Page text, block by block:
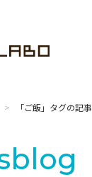
「ご飯」タグの記事